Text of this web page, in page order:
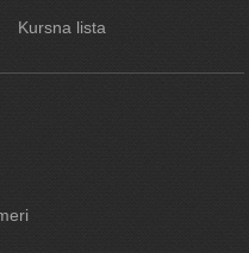
Kursna lista